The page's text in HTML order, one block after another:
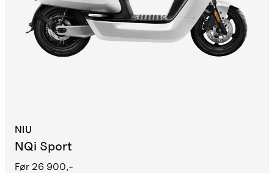
NIU
NQi Sport
Før 26 900,-